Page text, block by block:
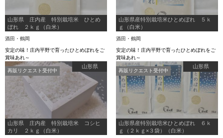
山形県 庄内産 特別栽培米 ひとめ
ぼれ ２ｋｇ（白米）
酒田・鶴岡
安定の味！庄内平野で育ったひとめぼれをご
賞味あれ～
山形県産特別栽培米ひとめぼれ ５ｋ
ｇ（白米）
酒田・鶴岡
安定の味！庄内平野で育ったひとめぼれをご
賞味あれ～
山形県
山形県 庄内産 特別栽培米 コシヒ
カリ ２ｋｇ（白米）
再販リクエスト受付中
山形県
山形県産特別栽培米ひとめぼれ ６ｋ
ｇ（２ｋｇ×３袋）（白米）
再販リクエスト受付中